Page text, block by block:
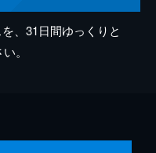
、31日間ゆっくりと
。